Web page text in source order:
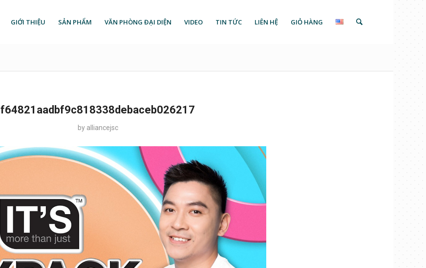
GIỚI THIỆU SẢN PHẨM VĂN PHÒNG ĐẠI DIỆN VIDEO TIN TỨC LIÊN HỆ GIỎ HÀNG
f64821aadbf9c818338debaceb026217
by alliancejsc